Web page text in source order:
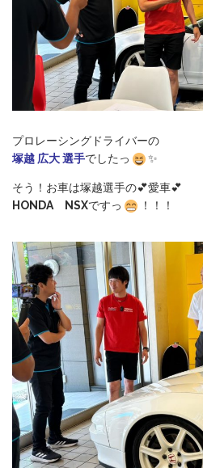
プロレーシングドライバーの
塚越 広大 選手でしたっ ✨
そう！お車は塚越選手の💕愛車💕
HONDA NSXですっ ！！！